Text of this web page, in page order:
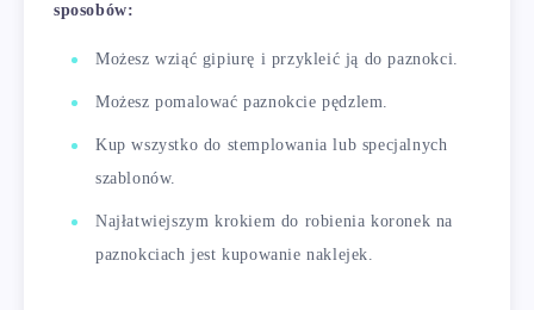
sposobów:
Możesz wziąć gipiurę i przykleić ją do paznokci.
Możesz pomalować paznokcie pędzlem.
Kup wszystko do stemplowania lub specjalnych
szablonów.
Najłatwiejszym krokiem do robienia koronek na
paznokciach jest kupowanie naklejek.